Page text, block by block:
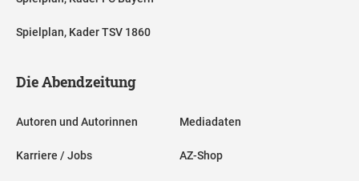
Spielplan, Kader TSV 1860
Die Abendzeitung
Autoren und Autorinnen
Karriere / Jobs
Mediadaten
AZ-Shop